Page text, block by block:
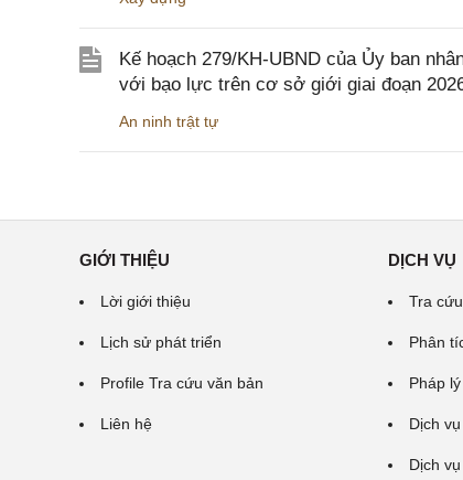
Kế hoạch 279/KH-UBND của Ủy ban
với bạo lực trên cơ sở giới giai đoạn
An ninh trật tự
GIỚI THIỆU
Lời giới thiệu
Lịch sử phát triển
Profile Tra cứu văn bản
Liên hệ
DỊCH VỤ
Tra
Phân
Pháp
Dịch
Dịch